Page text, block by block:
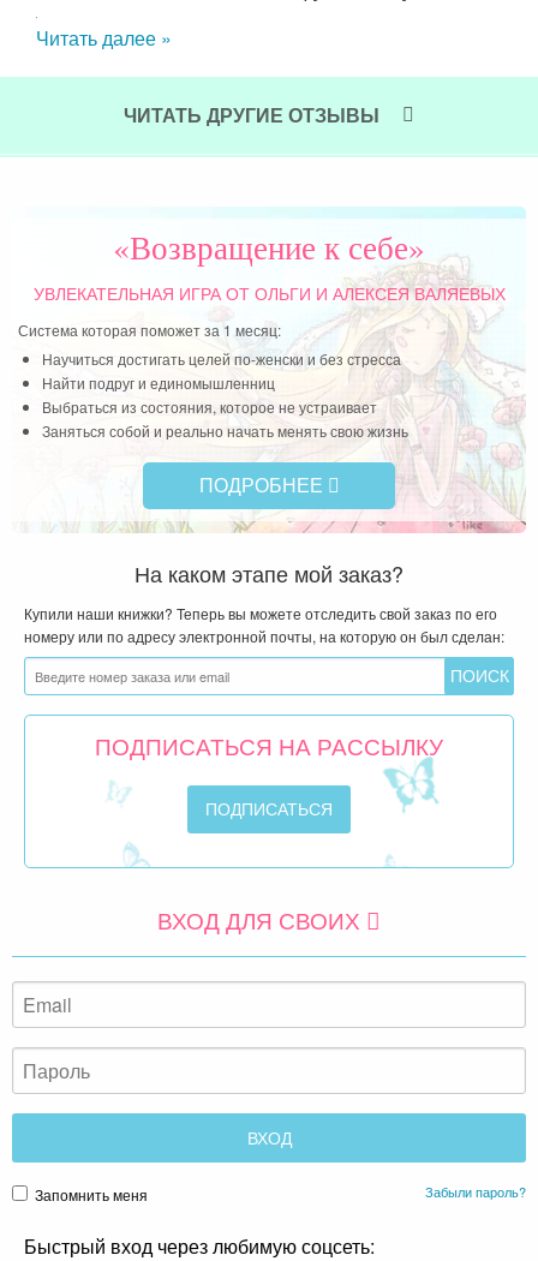
за
Читать далее »
ЧИТАТЬ ДРУГИЕ ОТЗЫВЫ
«Возвращение к себе»
УВЛЕКАТЕЛЬНАЯ ИГРАОТ ОЛЬГИ И АЛЕКСЕЯ ВАЛЯЕВЫХ
Система которая поможет за 1 месяц:
Научиться достигать целей по-женски и без стресса
Найти подруг и единомышленниц
Выбраться из состояния, которое не устраивает
Заняться собой и реально начать менять свою жизнь
ПОДРОБНЕЕ
На каком этапе мой заказ?
Купили наши книжки? Теперь вы можете отследить свой заказ по его
номеру или по адресу электронной почты, на которую он был сделан:
ПОДПИСАТЬСЯ НА РАССЫЛКУ
ВХОД ДЛЯ СВОИХ
Запомнить меня Забыли пароль?
Быстрый вход через любимую соцсеть: